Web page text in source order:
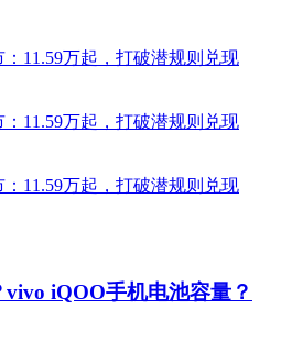
iQOO手机电池容量？